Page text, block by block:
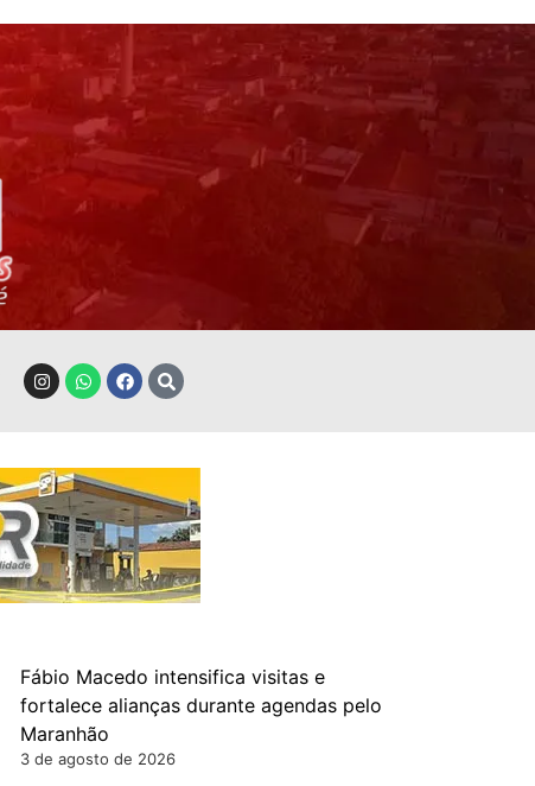
Fábio Macedo intensifica visitas e
fortalece alianças durante agendas pelo
Maranhão
3 de agosto de 2026